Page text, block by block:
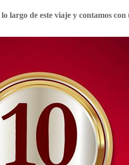
largo de este viaje y contamos